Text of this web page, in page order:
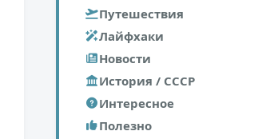
Путешествия
Лайфхаки
Новости
История / СССР
Интересное
Полезно